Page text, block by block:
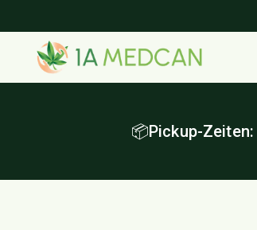
📦Pickup-